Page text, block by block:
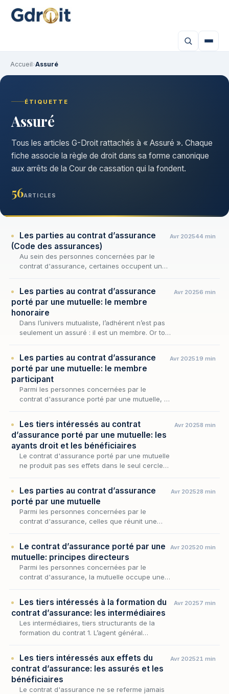
Accueil›Assuré
ÉTIQUETTE
Assuré
Tous les articles G-Droit rattachés à « Assuré ». Chaque
fiche associe la règle de droit dans sa forme canonique
aux arrêts de la Cour de cassation qui la fondent.
56ARTICLES
Les parties au contrat d’assurance
(Code des assurances)
Au sein des personnes concernées par le
contrat d'assurance, certaines occupent une
procède l…
Avr 202544 min
Les parties au contrat d’assurance
porté par une mutuelle: le membre
honoraire
Dans l’univers mutualiste, l’adhérent n’est pas
seulement un assuré : il est un membre. Or tous
cel…
Avr 20256 min
Les parties au contrat d’assurance
porté par une mutuelle: le membre
participant
Parmi les personnes concernées par le
contrat d'assurance porté par une mutuelle, le
tête duque…
Avr 202519 min
Les tiers intéressés au contrat
d’assurance porté par une mutuelle: les
ayants droit et les bénéficiaires
Le contrat d'assurance porté par une mutuelle
ne produit pas ses effets dans le seul cercle
Avr 20258 min
Les parties au contrat d’assurance
porté par une mutuelle
Parmi les personnes concernées par le
contrat d'assurance, celles que réunit une
assureur étranger…
Avr 202528 min
Le contrat d’assurance porté par une
mutuelle: principes directeurs
Parmi les personnes concernées par le
contrat d'assurance, la mutuelle occupe une
qui…
Avr 202520 min
Les tiers intéressés à la formation du
contrat d’assurance: les intermédiaires
Les intermédiaires, tiers structurants de la
formation du contrat 1. L’agent général
d’interméd…
Avr 20257 min
Les tiers intéressés aux effets du
contrat d’assurance: les assurés et les
bénéficiaires
Le contrat d'assurance ne se referme jamais
Avr 202521 min